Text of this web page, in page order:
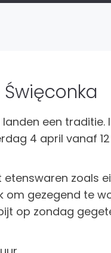
een traditie.
4 april vanaf
zoals
om gezegend te
op zondag